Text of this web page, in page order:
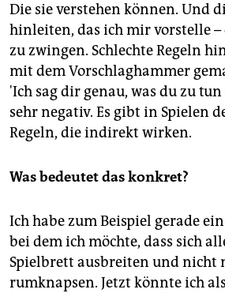
Die sie verstehen können. Und
hinleiten, das ich mir vorstelle –
zu zwingen. Schlechte Regeln
mit dem Vorschlaghammer
'Ich sag dir genau, was du zu
sehr negativ. Es gibt in Spielen
Regeln, die indirekt wirken.
Was bedeutet das konkret?
Ich habe zum Beispiel gerade
bei dem ich möchte, dass sich
Spielbrett ausbreiten und nicht
rumknapsen. Jetzt könnte ich